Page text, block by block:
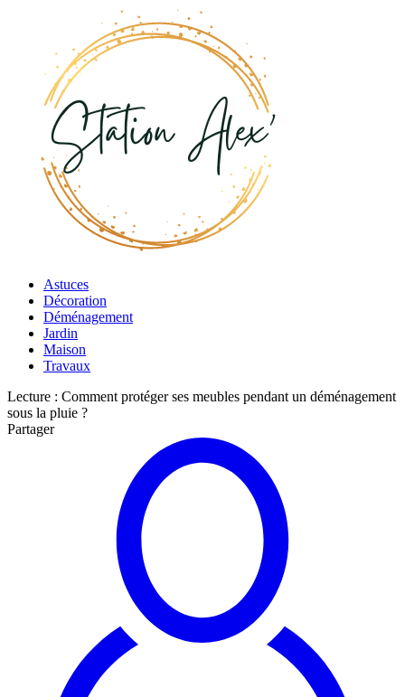
Astuces
Décoration
Déménagement
Jardin
Maison
Travaux
Lecture : Comment protéger ses meubles pendant un déménagement
sous la pluie ?
Partager